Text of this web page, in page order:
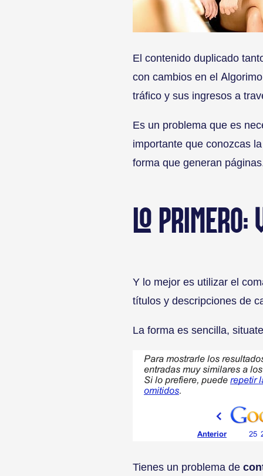
El contenido duplicado
con cambios en el
tráfico y sus ingresos a
Es un problema que es
importante que conozcas
forma que generan
LO
Y lo mejor es utilizar el
títulos y descripciones de
La forma es sencilla,
Tienes un problema de